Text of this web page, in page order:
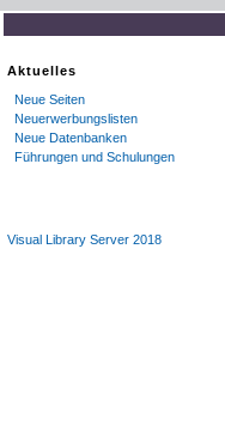
Aktuelles
Neue Seiten
Neuerwerbungslisten
Neue Datenbanken
Führungen und Schulungen
Visual Library Server 2018